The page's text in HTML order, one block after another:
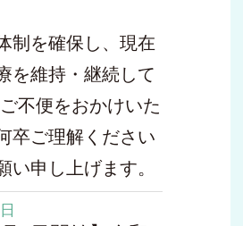
制を確保し、現在
を維持・継続して
不便をおかけいた
卒ご理解ください
い申し上げます。